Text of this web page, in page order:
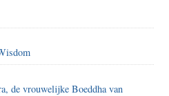
de vrouwelijke Boeddha van